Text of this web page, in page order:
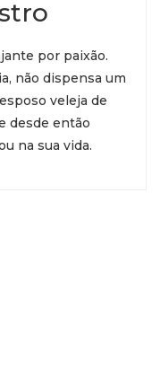
por paixão.
não dispensa um
veleja de
desde então
na sua vida.